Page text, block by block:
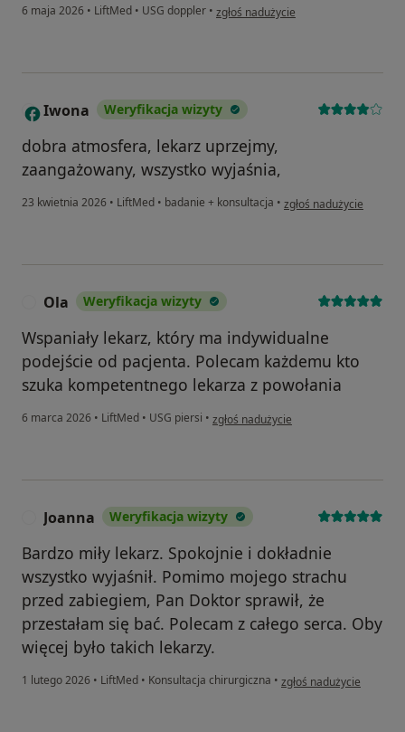
6 maja 2026 • LiftMed • USG doppler • w opinii użytkownika Karolina
zgłoś nadużycie
I Iwona Weryfikacja wizyty
dobra atmosfera, lekarz uprzejmy,
zaangażowany, wszystko wyjaśnia,
23 kwietnia 2026 • LiftMed • badanie + konsultacja • w opinii użytkownika
zgłoś nadużycie
Ola Weryfikacja wizyty
Wspaniały lekarz, który ma indywidualne
podejście od pacjenta. Polecam każdemu kto
szuka kompetentnego lekarza z powołania
6 marca 2026 • LiftMed • USG piersi • w opinii użytkownika Ola
zgłoś nadużycie
Joanna Weryfikacja wizyty
Bardzo miły lekarz. Spokojnie i dokładnie
wszystko wyjaśnił. Pomimo mojego strachu
przed zabiegiem, Pan Doktor sprawił, że
przestałam się bać. Polecam z całego serca. Oby
więcej było takich lekarzy.
1 lutego 2026 • LiftMed • Konsultacja chirurgiczna • w opinii użytkownika
zgłoś nadużycie